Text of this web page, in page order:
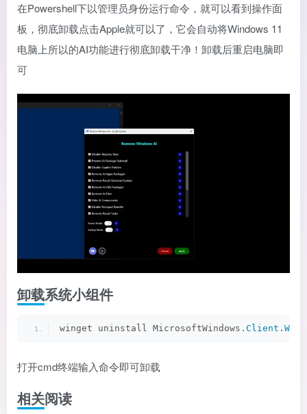
在Powershell下以管理员身份运行命令，就可以看到操作面
板，彻底卸载点击Apple就可以了，它会自动将Windows 11
电脑上所以的AI功能进行彻底卸载干净！卸载后重启电脑即
可
卸载系统小组件
winget uninstall MicrosoftWindows. Client .
打开cmd终端输入命令即可卸载
相关阅读